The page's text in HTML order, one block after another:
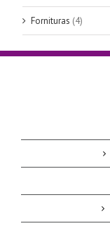
Fornituras (4)